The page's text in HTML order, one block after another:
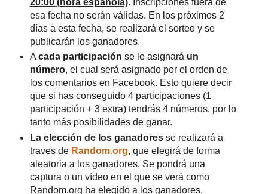
esa fecha no serán válidas. En los próximos 2
días a esta fecha, se realizará el sorteo y se
publicarán los ganadores.
Acada participación se le asignará un
número, el cual será asignado por el orden de
los comentarios en Facebook. Esto quiere decir
que si has conseguido 4 participaciones (1
participación + 3 extra) tendrás 4 números, por lo
tanto más posibilidades de ganar.
La elección de los ganadoresse realizará a
traves de Random.org, que elegirá de forma
aleatoria a los ganadores. Se pondrá una
captura o un vídeo en el que se verá como
Random.org ha elegido a los ganadores.